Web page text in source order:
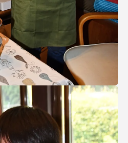
てのアンケート
の目的及び養成する人材像と３つの